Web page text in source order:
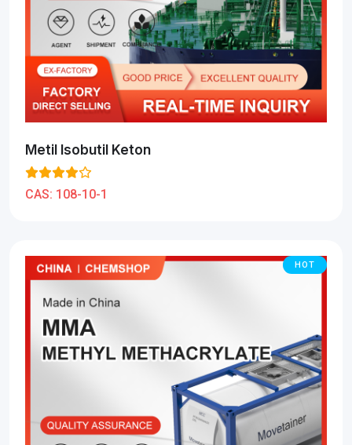
Metil Isobutil Keton
CAS: 108-10-1
HOT